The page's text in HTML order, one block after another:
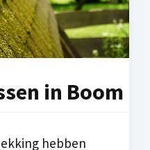
in Boom
hebben